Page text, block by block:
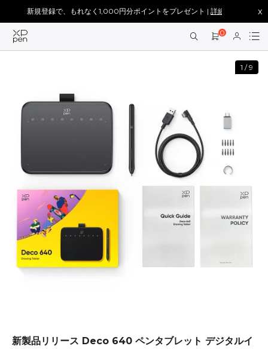
新規登録で、もれなく1,000円分ポイントをプレゼント | 詳細を見る > x
0
1 /9
新製品リリース Deco 640 ペンタブレット デジタルイ